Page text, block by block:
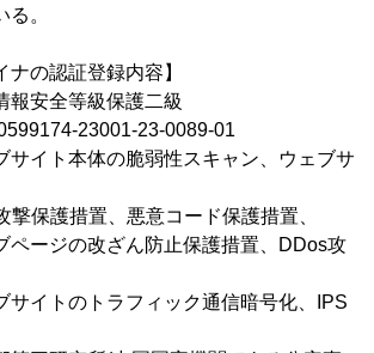
。
ナの認証登録内容】
報安全等級保護二級
23001-23-0089-01
サイト本体の脆弱性スキャン、ウェブサ
措置、悪意コード保護措置、
の改ざん防止保護措置、DDos攻
のトラフィック通信暗号化、IPS